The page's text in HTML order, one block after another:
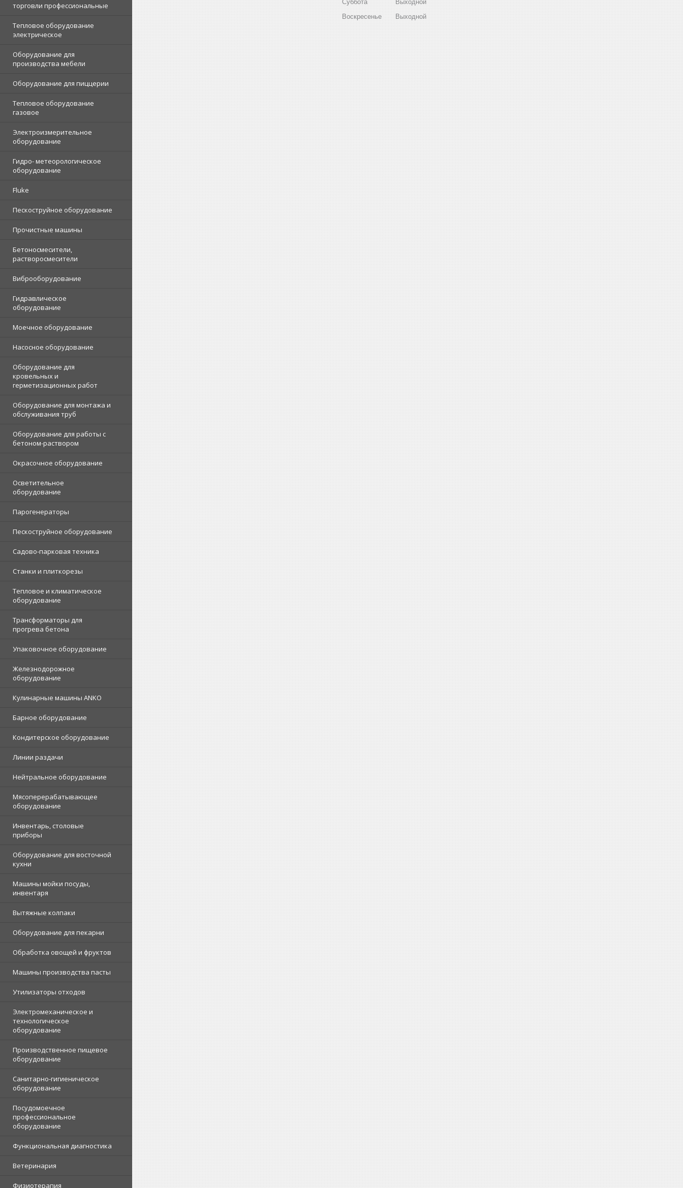
торговли профессиональные
Тепловое оборудование
электрическое
Оборудование для
производства мебели
Оборудование для пиццерии
Тепловое оборудование
газовое
Электроизмерительное
оборудование
Гидро- метеорологическое
оборудование
Fluke
Пескоструйное оборудование
Прочистные машины
Бетоносмесители,
растворосмесители
Виброоборудование
Гидравлическое
оборудование
Моечное оборудование
Насосное оборудование
Оборудование для
кровельных и
герметизационных работ
Оборудование для монтажа и
обслуживания труб
Оборудование для работы с
бетоном-раствором
Окрасочное оборудование
Осветительное
оборудование
Парогенераторы
Пескоструйное оборудование
Садово-парковая техника
Станки и плиткорезы
Тепловое и климатическое
оборудование
Трансформаторы для
прогрева бетона
Упаковочное оборудование
Железнодорожное
оборудование
Кулинарные машины ANKO
Барное оборудование
Кондитерское оборудование
Линии раздачи
Нейтральное оборудование
Мясоперерабатывающее
оборудование
Инвентарь, столовые
приборы
Оборудование для восточной
кухни
Машины мойки посуды,
инвентаря
Вытяжные колпаки
Оборудование для пекарни
Обработка овощей и фруктов
Машины производства пасты
Утилизаторы отходов
Электромеханическое и
технологическое
оборудование
Производственное пищевое
оборудование
Санитарно-гигиеническое
оборудование
Посудомоечное
профессиональное
оборудование
Функциональная диагностика
Ветеринария
Физиотерапия
Суббота
Выходной
Воскресенье
Выходной